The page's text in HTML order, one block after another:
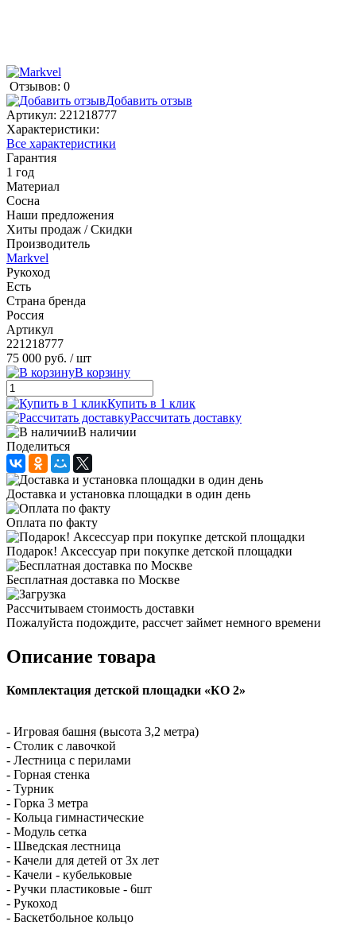
Отзывов: 0
Добавить отзыв
Артикул: 221218777
Характеристики:
Все характеристики
Гарантия
1 год
Материал
Сосна
Наши предложения
Хиты продаж / Скидки
Производитель
Markvel
Рукоход
Есть
Страна бренда
Россия
Артикул
221218777
75 000 руб. / шт
В корзину
Купить в 1 клик
Рассчитать доставку
В наличии
Поделиться
Доставка и установка площадки в один день
Оплата по факту
Подарок! Аксессуар при покупке детской площадки
Бесплатная доставка по Москве
Рассчитываем стоимость доставки
Пожалуйста подождите, рассчет займет немного времени
Описание товара
Комплектация детской площадки «КО 2»
- Игровая башня (высота 3,2 метра)
- Столик с лавочкой
- Лестница с перилами
- Горная стенка
- Турник
- Горка 3 метра
- Кольца гимнастические
- Модуль сетка
- Шведская лестница
- Качели для детей от 3х лет
- Качели - кубельковые
- Ручки пластиковые - 6шт
- Рукоход
- Баскетбольное кольцо